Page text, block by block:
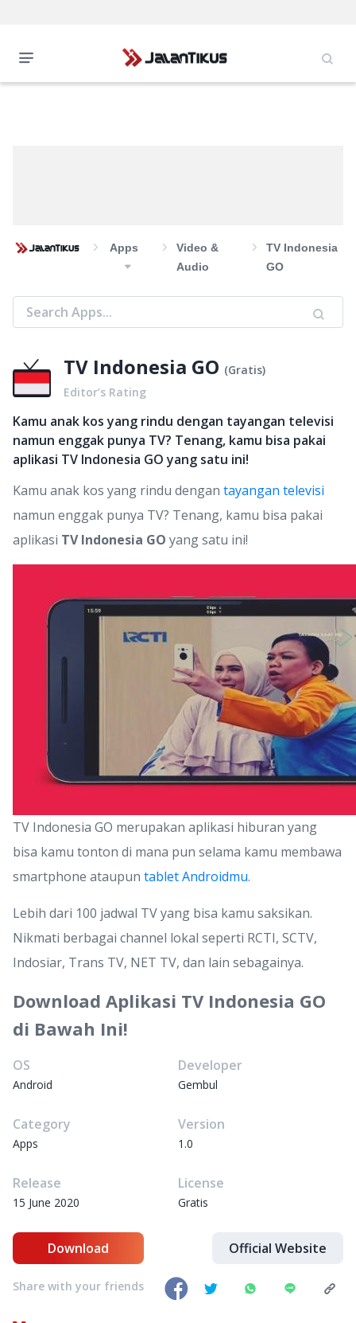
Apps
Video &
Audio
TV Indonesia
GO
TV Indonesia GO (Gratis)
Editor’s Rating
Kamu anak kos yang rindu dengan tayangan televisi
namun enggak punya TV? Tenang, kamu bisa pakai
aplikasi TV Indonesia GO yang satu ini!
Kamu anak kos yang rindu dengan tayangan televisi
namun enggak punya TV? Tenang, kamu bisa pakai
aplikasi TV Indonesia GO yang satu ini!
TV Indonesia GO merupakan aplikasi hiburan yang
bisa kamu tonton di mana pun selama kamu membawa
smartphone ataupun tablet Androidmu.
Lebih dari 100 jadwal TV yang bisa kamu saksikan.
Nikmati berbagai channel lokal seperti RCTI, SCTV,
Indosiar, Trans TV, NET TV, dan lain sebagainya.
Download Aplikasi TV Indonesia GO
di Bawah Ini!
OS
Android
Developer
Gembul
Category
Apps
Version
1.0
Release
15 June 2020
License
Gratis
Download Official Website
Share with your friends